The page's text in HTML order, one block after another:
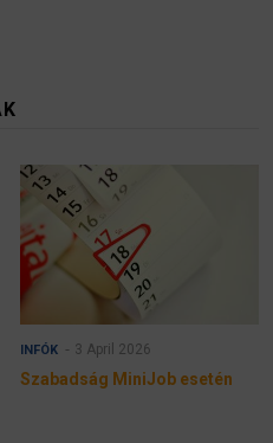
INFÓK 3 April 2026
Szabadság MiniJob esetén